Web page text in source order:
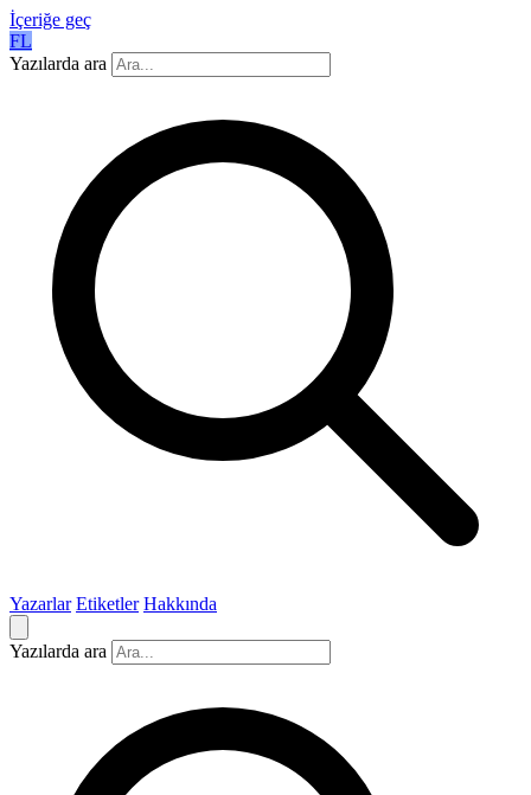
İçeriğe geç
FL
Yazılarda ara
Yazarlar Etiketler Hakkında
Yazılarda ara